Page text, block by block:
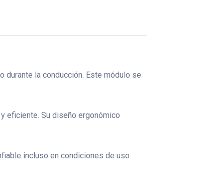
durante la conducción. Este módulo se
eficiente. Su diseño ergonómico
incluso en condiciones de uso